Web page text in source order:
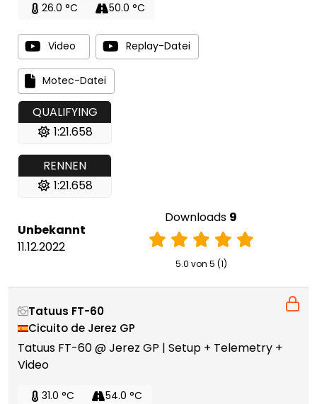
26.0 °C 50.0 °C
Video Replay-Datei
Motec-Datei
QUALIFYING
1:21.658
RENNEN
1:21.658
Unbekannt
11.12.2022
Downloads 9
5.0 von 5 (1)
Tatuus FT-60
Cicuito de Jerez GP
Tatuus FT-60 @ Jerez GP | Setup + Telemetry +
Video
31.0 °C 54.0 °C